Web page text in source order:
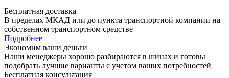
Бесплатная доставка
В пределах МКАД или до пункта транспортной компании на
собственном транспортном средстве
Подробнее
Экономим ваши деньги
Наши менеджеры хорошо разбираются в шинах и готовы
подобрать лучшие варианты с учетом ваших потребностей
Бесплатная консультация